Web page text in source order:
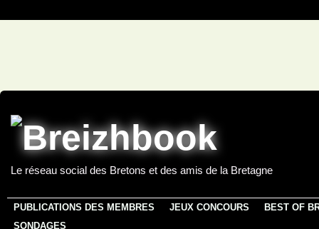
Le réseau social des Bretons et des amis de la Bretagne
PUBLICATIONS DES MEMBRES JEUX CONCOURS
BEST OF
SONDAGES